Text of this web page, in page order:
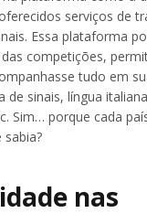
serviços de
Essa plataforma
competições,
tudo em
de sinais, língua
Sim… porque cada
sabia?
nas